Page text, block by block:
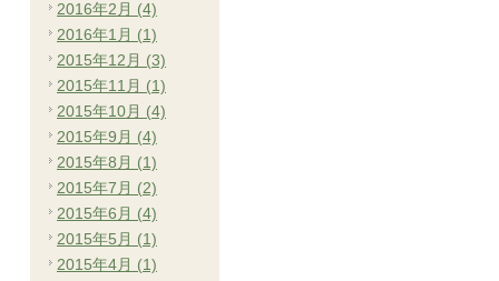
2016年2月 (4)
2016年1月 (1)
2015年12月 (3)
2015年11月 (1)
2015年10月 (4)
2015年9月 (4)
2015年8月 (1)
2015年7月 (2)
2015年6月 (4)
2015年5月 (1)
2015年4月 (1)